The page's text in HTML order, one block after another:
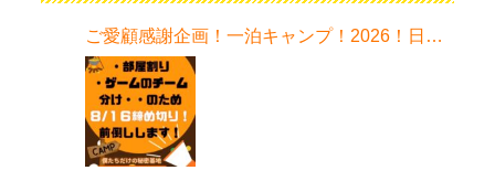
ご愛顧感謝企画！一泊キャンプ！2026！日程
はこちら！